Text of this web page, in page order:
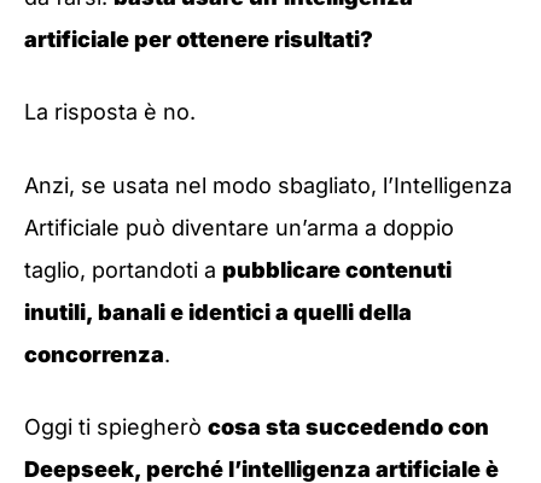
artificiale per ottenere risultati?
La risposta è no.
Anzi, se usata nel modo sbagliato, l’Intelligenza
Artificiale può diventare un’arma a doppio
taglio, portandoti a pubblicare contenuti
inutili, banali e identici a quelli della
concorrenza.
Oggi ti spiegherò cosa sta succedendo con
Deepseek, perché l’intelligenza artificiale è